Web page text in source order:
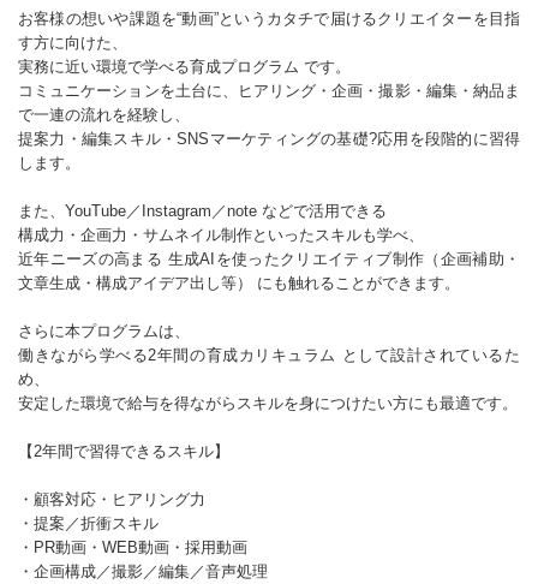
お客様の想いや課題を“動画”というカタチで届けるクリエイターを目指
す方に向けた、
実務に近い環境で学べる育成プログラム です。
コミュニケーションを土台に、ヒアリング・企画・撮影・編集・納品ま
で一連の流れを経験し、
提案力・編集スキル・SNSマーケティングの基礎?応用を段階的に習得
します。
また、YouTube／Instagram／note などで活用できる
構成力・企画力・サムネイル制作といったスキルも学べ、
近年ニーズの高まる 生成AIを使ったクリエイティブ制作（企画補助・
文章生成・構成アイデア出し等） にも触れることができます。
さらに本プログラムは、
働きながら学べる2年間の育成カリキュラム として設計されているた
め、
安定した環境で給与を得ながらスキルを身につけたい方にも最適です。
【2年間で習得できるスキル】
・顧客対応・ヒアリング力
・提案／折衝スキル
・PR動画・WEB動画・採用動画
・企画構成／撮影／編集／音声処理